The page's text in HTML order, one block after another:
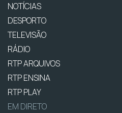
NOTÍCIAS
DESPORTO
TELEVISÃO
RÁDIO
RTP ARQUIVOS
RTP ENSINA
RTP PLAY
EM DIRETO